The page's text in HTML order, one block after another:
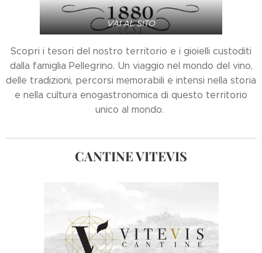
VAI AL SITO
Scopri i tesori del nostro territorio e i gioielli custoditi
dalla famiglia Pellegrino. Un viaggio nel mondo del vino,
delle tradizioni, percorsi memorabili e intensi nella storia
e nella cultura enogastronomica di questo territorio
unico al mondo.
CANTINEVITEVIS